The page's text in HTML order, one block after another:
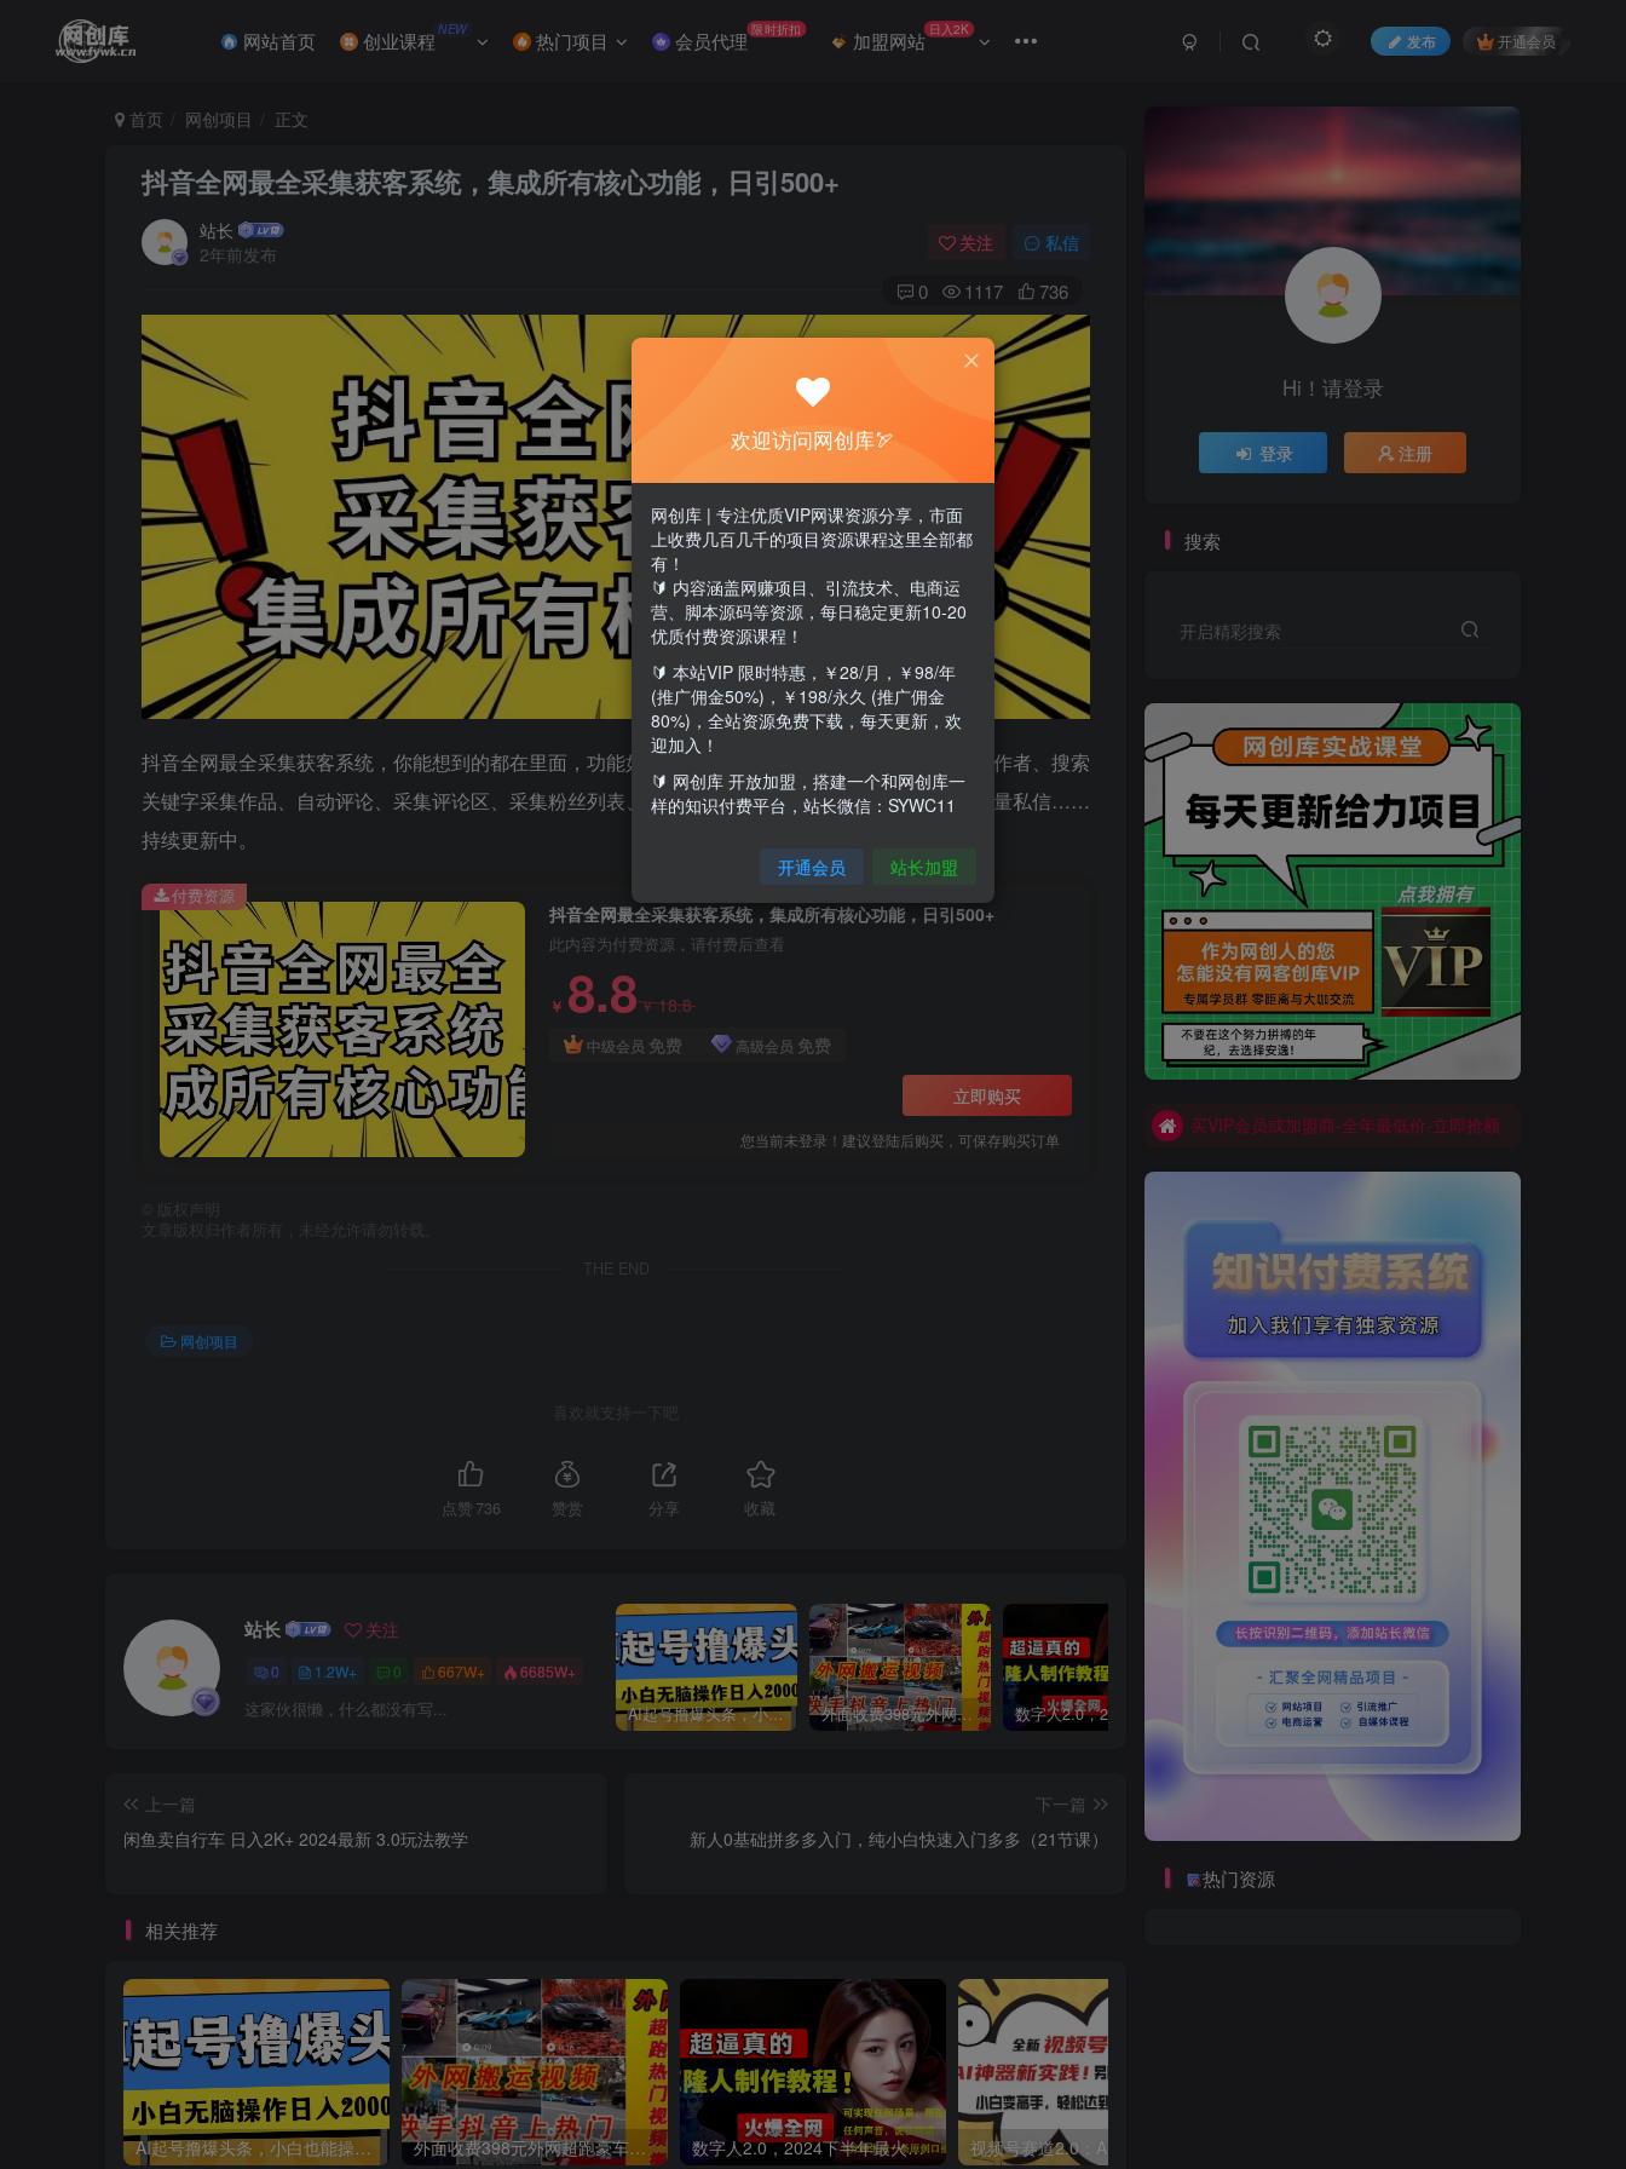
网站首页 创业课程 NEW 热门项目 会员代理 限时折扣 加盟网站 日入2K
发布 开通会员
首页 网创项目 正文
抖音全网最全采集获客系统，集成所有核心功能，日引500+
站长
2年前发布
关注 私信
0 1117 736
抖音全网最全采集获客系统，你能想到的都在里面，功能如下：采集作者主页视频、搜索关键字采集作者、搜索
关键字采集作品、自动评论、采集评论区、采集粉丝列表、采集直播间、采集实体店、批量关注、批量私信……
持续更新中。
抖音全网最全采集获客系统，集成所有核心功能，日引500+
此内容为付费资源，请付费后查看
￥ 8.8￥18.8
中级会员 免费 高级会员 免费
立即购买
您当前未登录！建议登陆后购买，可保存购买订单
付费资源
版权声明
文章版权归作者所有，未经允许请勿转载。
THE END
网创项目
喜欢就支持一下吧
点赞 736 赞赏 分享 收藏
站长 关注
0 1.2W+ 0 667W+ 6685W+
这家伙很懒，什么都没有写... AI起号撸爆头条，小白也能操作，日入2000+ 外面收费398元外网超跑豪车汽车视频搬运至快手抖音上热门项目 视频号赛道2.0：AI神器新实践！另辟蹊径！五分钟一条作品，小白变高手…
上一篇
闲鱼卖自行车 日入2K+ 2024最新 3.0玩法教学
下一篇
新人0基础拼多多入门，纯小白快速入门多多（21节课）
相关推荐
AI起号撸爆头条，小白也能操作，日入2000+ 外面收费398元外网超跑豪车汽车视频搬运至快手抖音上热门项目 数字人2.0，2024下半年最火项目，无限免费生成视频，可实现任何场景，用任何形象，任何声音，说任何话，5分钟生成一条原创口播视频。
Hi！请登录
登录 注册
搜索
开启精彩搜索
买VIP会员或加盟商-全年最低价-立即抢额
网创库-限时优惠 别错过!
买VIP会员或加盟商-全年最低价-立即抢额
网创库-限时优惠 别错过!
热门资源
欢迎访问网创库🏹
网创库 | 专注优质VIP网课资源分享，市面
上收费几百几千的项目资源课程这里全部都
有！
🔰 内容涵盖网赚项目、引流技术、电商运
营、脚本源码等资源，每日稳定更新10-20
优质付费资源课程！
🔰 本站VIP 限时特惠，￥28/月，￥98/年
(推广佣金50%)，￥198/永久 (推广佣金
80%)，全站资源免费下载，每天更新，欢
迎加入！
🔰 网创库 开放加盟，搭建一个和网创库一
样的知识付费平台，站长微信：SYWC11
开通会员 站长加盟